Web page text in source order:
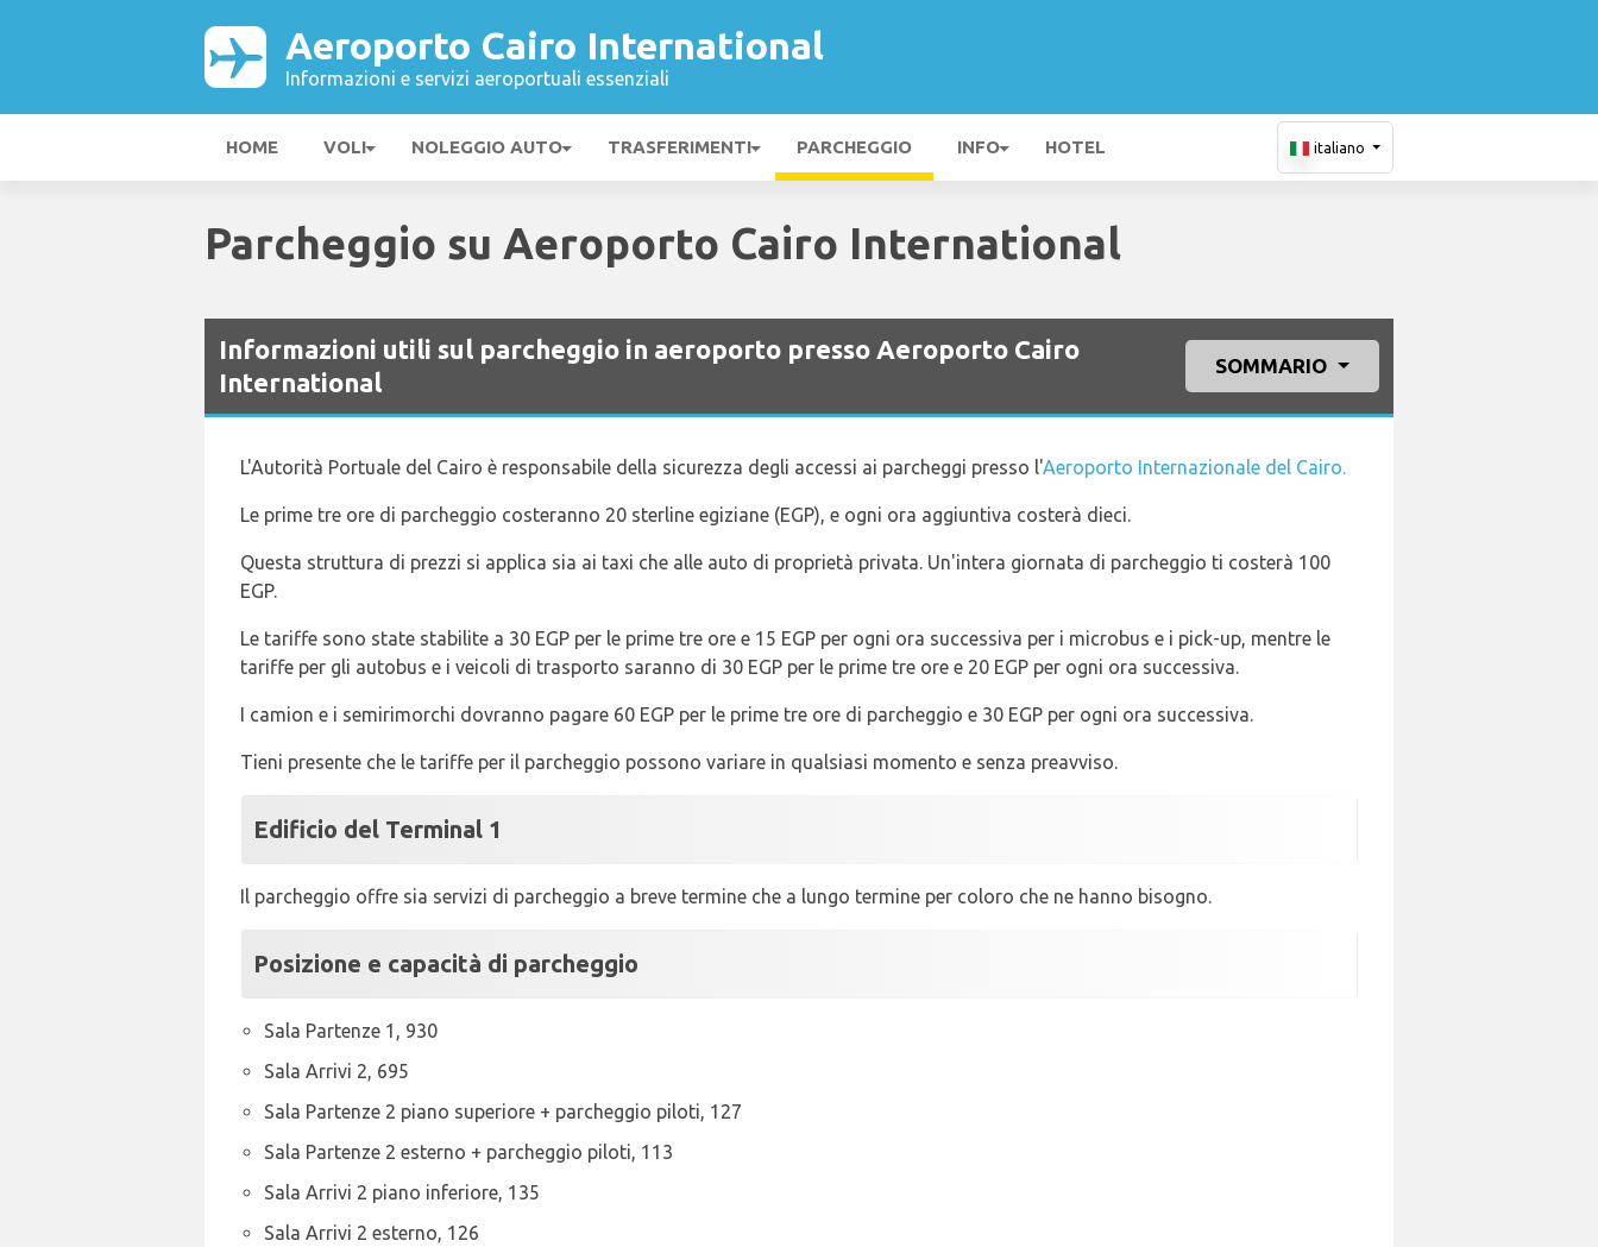
Aeroporto Cairo International
Informazioni e servizi aeroportuali essenziali
HOME VOLI NOLEGGIO AUTO TRASFERIMENTI PARCHEGGIO INFO HOTEL italiano
Parcheggio su Aeroporto Cairo International
Informazioni utili sul parcheggio in aeroporto presso Aeroporto Cairo
International
SOMMARIO
L'Autorità Portuale del Cairo è responsabile della sicurezza degli accessi ai parcheggi presso l'Aeroporto Internazionale del Cairo.
Le prime tre ore di parcheggio costeranno 20 sterline egiziane (EGP), e ogni ora aggiuntiva costerà dieci.
Questa struttura di prezzi si applica sia ai taxi che alle auto di proprietà privata. Un'intera giornata di parcheggio ti costerà 100
EGP.
Le tariffe sono state stabilite a 30 EGP per le prime tre ore e 15 EGP per ogni ora successiva per i microbus e i pick-up, mentre le
tariffe per gli autobus e i veicoli di trasporto saranno di 30 EGP per le prime tre ore e 20 EGP per ogni ora successiva.
I camion e i semirimorchi dovranno pagare 60 EGP per le prime tre ore di parcheggio e 30 EGP per ogni ora successiva.
Tieni presente che le tariffe per il parcheggio possono variare in qualsiasi momento e senza preavviso.
Edificio del Terminal 1
Il parcheggio offre sia servizi di parcheggio a breve termine che a lungo termine per coloro che ne hanno bisogno.
Posizione e capacità di parcheggio
Sala Partenze 1, 930
Sala Arrivi 2, 695
Sala Partenze 2 piano superiore + parcheggio piloti, 127
Sala Partenze 2 esterno + parcheggio piloti, 113
Sala Arrivi 2 piano inferiore, 135
Sala Arrivi 2 esterno, 126